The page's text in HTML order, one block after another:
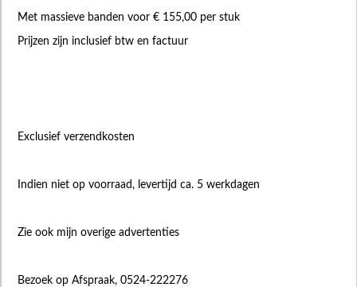
Met massieve banden voor € 155,00 per stuk
Prijzen zijn inclusief btw en factuur
Exclusief verzendkosten
Indien niet op voorraad, levertijd ca. 5 werkdagen
Zie ook mijn overige advertenties
Bezoek op Afspraak, 0524-222276